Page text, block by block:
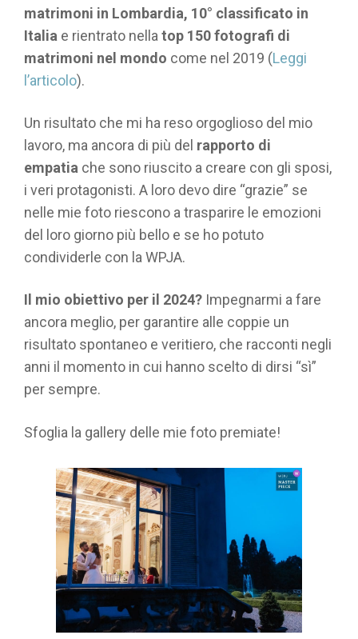
matrimoni in Lombardia, 10° classificato in
Italia e rientrato nella top 150 fotografi di
matrimoni nel mondo come nel 2019 (Leggi
l’articolo).
Un risultato che mi ha reso orgoglioso del mio
lavoro, ma ancora di più del rapporto di
empatia che sono riuscito a creare con gli sposi,
i veri protagonisti. A loro devo dire “grazie” se
nelle mie foto riescono a trasparire le emozioni
del loro giorno più bello e se ho potuto
condividerle con la WPJA.
Il mio obiettivo per il 2024? Impegnarmi a fare
ancora meglio, per garantire alle coppie un
risultato spontaneo e veritiero, che racconti negli
anni il momento in cui hanno scelto di dirsi “sì”
per sempre.
Sfoglia la gallery delle mie foto premiate!